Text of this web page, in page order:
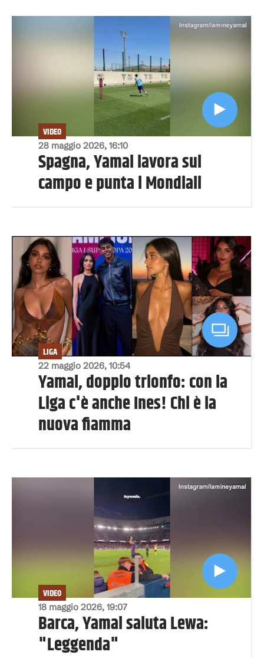
28 maggio 2026, 16:10
VIDEO
Spagna, Yamal lavora sul
campo e punta i Mondiali
22 maggio 2026, 10:54
LIGA
Yamal, doppio trionfo: con la
Liga c'è anche Ines! Chi è la
nuova fiamma
18 maggio 2026, 19:07
VIDEO
Barca, Yamal saluta Lewa:
"Leggenda"